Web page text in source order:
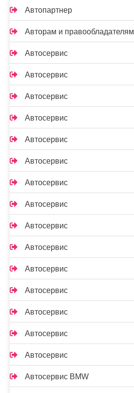
Автопартнер
Авторам и правообладателям
Автосервис
Автосервис
Автосервис
Автосервис
Автосервис
Автосервис
Автосервис
Автосервис
Автосервис
Автосервис
Автосервис
Автосервис
Автосервис
Автосервис
Автосервис
Автосервис BMW